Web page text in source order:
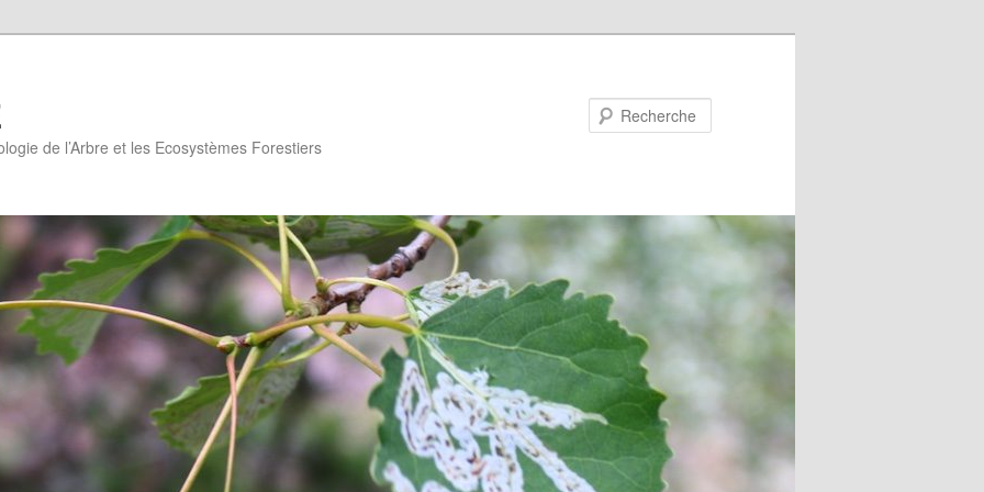
de l’Arbre et les Ecosystèmes Forestiers